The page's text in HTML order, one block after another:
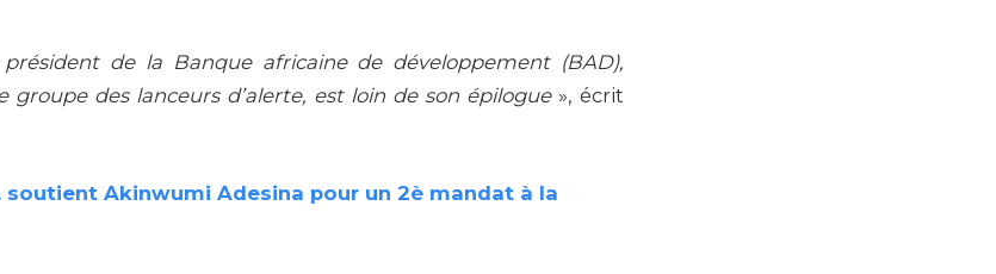
président de la Banque africaine de développement (BAD),
groupe des lanceurs d’alerte, est loin de son épilogue», écrit
soutient Akinwumi Adesina pour un 2è mandat à la